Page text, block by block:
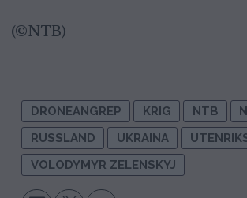
(©NTB)
DRONEANGREP KRIG NTB
RUSSLAND
UKRAINA
VOLODYMYR ZELENSKYJ